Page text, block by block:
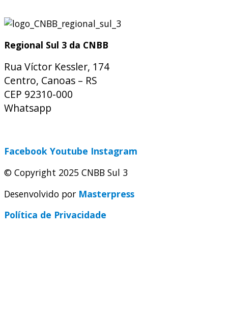
Regional Sul 3 da CNBB
Rua Víctor Kessler, 174
Centro, Canoas – RS
CEP 92310-000
Whatsapp
Facebook Youtube Instagram
© Copyright 2025 CNBB Sul 3
Desenvolvido por Masterpress
Política de Privacidade